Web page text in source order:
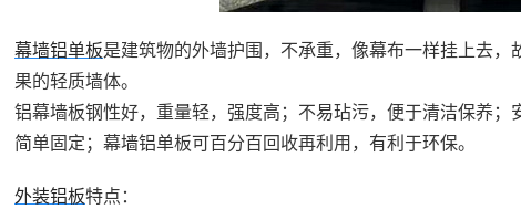
幕墙铝单板是建筑物的外墙护围，不承重，像幕布一样挂上去
果的轻质墙体。
铝幕墙板钢性好，重量轻，强度高；不易玷污，便于清洁保养
简单固定；幕墙铝单板可百分百回收再利用，有利于环保。
外装铝板特点：